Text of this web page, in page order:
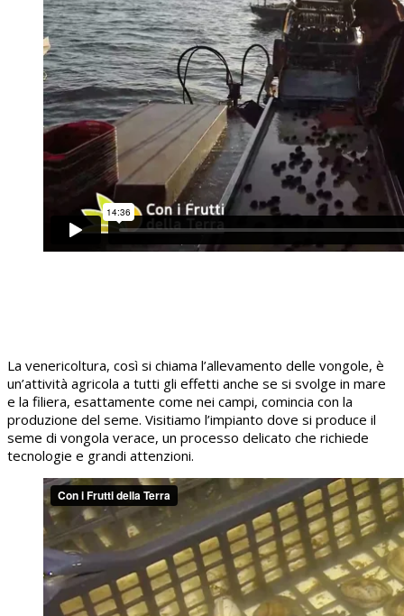
La venericoltura, così si chiama l’allevamento delle vongole, è
un’attività agricola a tutti gli effetti anche se si svolge in mare
e la filiera, esattamente come nei campi, comincia con la
produzione del seme. Visitiamo l’impianto dove si produce il
seme di vongola verace, un processo delicato che richiede
tecnologie e grandi attenzioni.